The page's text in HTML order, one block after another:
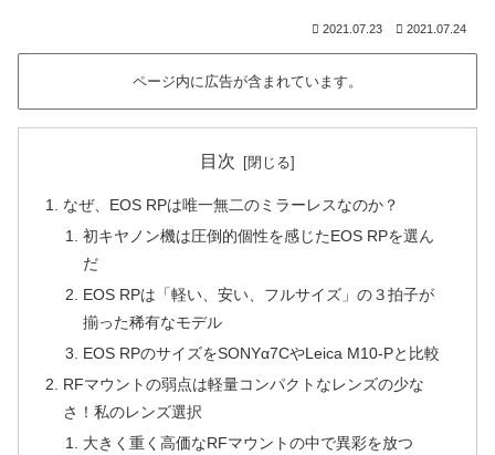
2021.07.23 2021.07.24
ページ内に広告が含まれています。
目次
なぜ、EOS RPは唯一無二のミラーレスなのか？
初キヤノン機は圧倒的個性を感じたEOS RPを選ん
だ
EOS RPは「軽い、安い、フルサイズ」の３拍子が
揃った稀有なモデル
EOS RPのサイズをSONYα7CやLeica M10-Pと比較
RFマウントの弱点は軽量コンパクトなレンズの少な
さ！私のレンズ選択
大きく重く高価なRFマウントの中で異彩を放つ